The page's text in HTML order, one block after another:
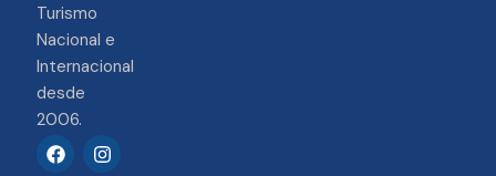
Turismo
Nacional e
Internacional
desde
2006.
F
a
I
n